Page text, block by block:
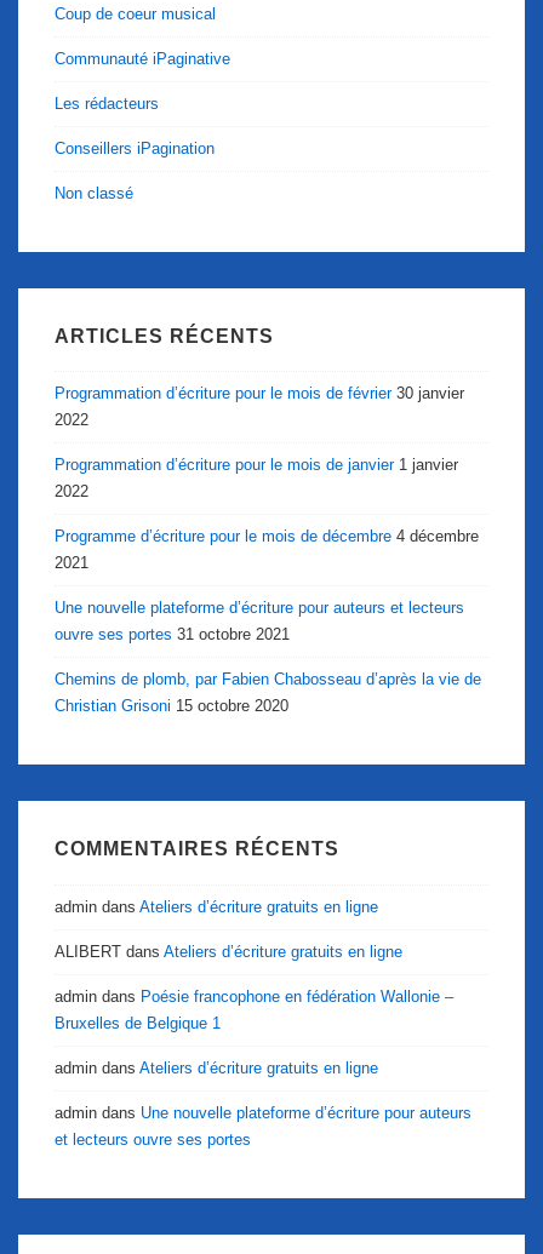
Coup de coeur musical
Communauté iPaginative
Les rédacteurs
Conseillers iPagination
Non classé
ARTICLES RÉCENTS
Programmation d’écriture pour le mois de février 30 janvier
2022
Programmation d’écriture pour le mois de janvier 1 janvier
2022
Programme d’écriture pour le mois de décembre 4 décembre
2021
Une nouvelle plateforme d’écriture pour auteurs et lecteurs
ouvre ses portes 31 octobre 2021
Chemins de plomb, par Fabien Chabosseau d’après la vie de
Christian Grisoni 15 octobre 2020
COMMENTAIRES RÉCENTS
admin dans Ateliers d’écriture gratuits en ligne
ALIBERT dans Ateliers d’écriture gratuits en ligne
admin dans Poésie francophone en fédération Wallonie –
Bruxelles de Belgique 1
admin dans Ateliers d’écriture gratuits en ligne
admin dans Une nouvelle plateforme d’écriture pour auteurs
et lecteurs ouvre ses portes